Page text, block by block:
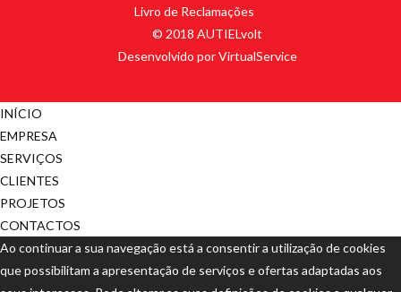
Livro de Reclamações
© 2018 AUTIELvolt
Desenvolvido por VirtualService
INÍCIO
EMPRESA
SERVIÇOS
CLIENTES
PROJETOS
CONTACTOS
Ao continuar a sua navegação está a consentir a utilização de cookies
que possibilitam a apresentação de serviços e ofertas adaptadas aos